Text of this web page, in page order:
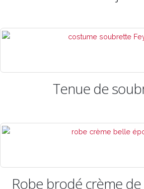
Tenue de
Robe brodé crème